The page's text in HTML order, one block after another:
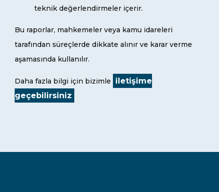
teknik değerlendirmeler içerir.
Bu raporlar, mahkemeler veya kamu idareleri
tarafından süreçlerde dikkate alınır ve karar verme
aşamasında kullanılır.
Daha fazla bilgi için bizimle
iletişime
geçebilirsiniz